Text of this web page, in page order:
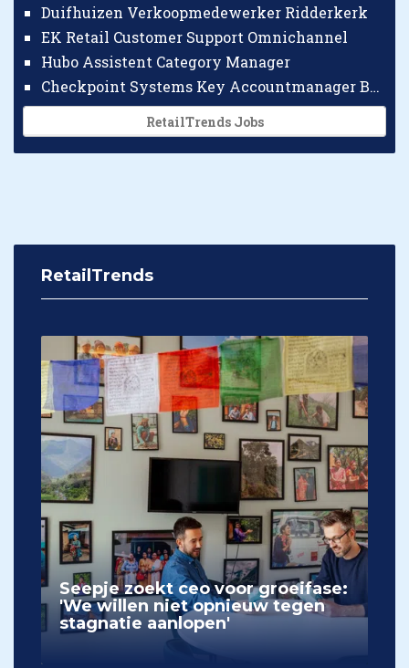
Duifhuizen Verkoopmedewerker Ridderkerk
EK Retail Customer Support Omnichannel
Hubo Assistent Category Manager
Checkpoint Systems Key Accountmanager Benelux
RetailTrends Jobs
RetailTrends
Seepje zoekt ceo voor groeifase:
'We willen niet opnieuw tegen
stagnatie aanlopen'